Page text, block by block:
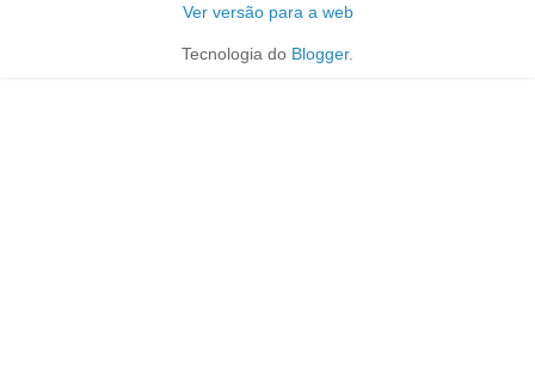
Ver versão para a web
Tecnologia do Blogger.